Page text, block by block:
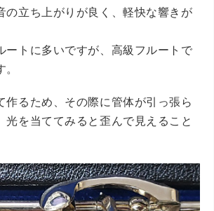
の立ち上がりが良く、軽快な響きが
ートに多いですが、高級フルートで
作るため、その際に管体が引っ張ら
光を当ててみると歪んで見えること